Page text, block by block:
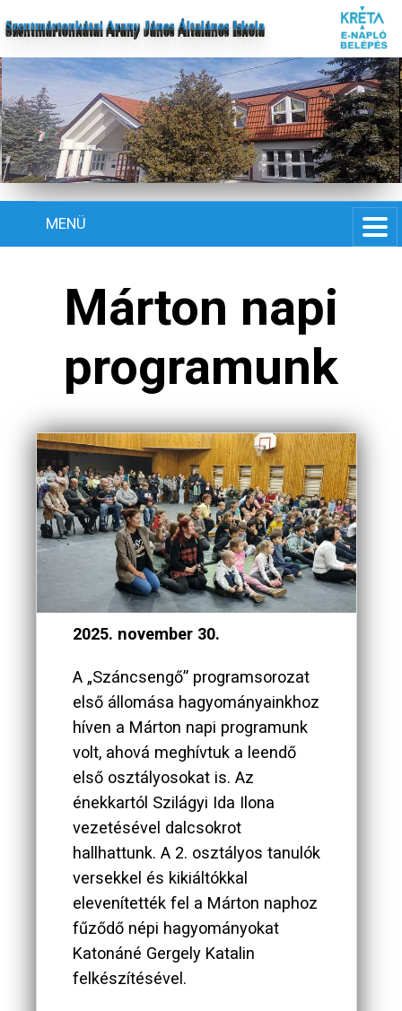
Szentmártonkátai Arany János Általános Iskola
MENÜ
Márton napi
programunk
2025. november 30.
A „Száncsengő” programsorozat
első állomása hagyományainkhoz
híven a Márton napi programunk
volt, ahová meghívtuk a leendő
első osztályosokat is. Az
énekkartól Szilágyi Ida Ilona
vezetésével dalcsokrot
hallhattunk. A 2. osztályos tanulók
versekkel és kikiáltókkal
elevenítették fel a Márton naphoz
fűződő népi hagyományokat
Katonáné Gergely Katalin
felkészítésével.